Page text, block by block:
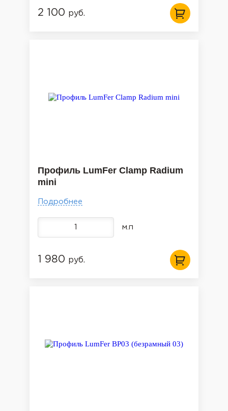
2 100 руб.
Профиль LumFer Clamp Radium
mini
Подробнее
м.п
1 980 руб.